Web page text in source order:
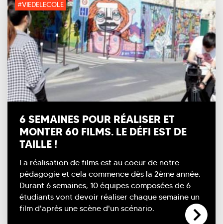
#VIEDELECOLE
6 SEMAINES POUR RÉALISER ET
MONTER 60 FILMS. LE DÉFI EST DE
TAILLE !
La réalisation de films est au coeur de notre
pédagogie et cela commence dès la 2ème année.
Durant 6 semaines, 10 équipes composées de 6
étudiants vont devoir réaliser chaque semaine un
film d'après une scène d'un scénario.